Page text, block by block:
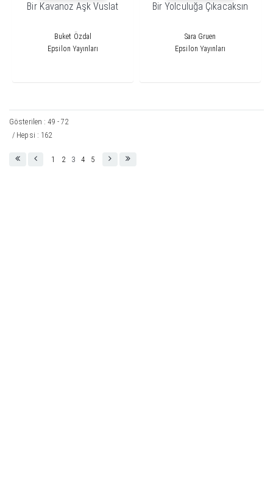
Bir Kavanoz Aşk Vuslat
Buket Özdal
Epsilon Yayınları
Bir Yolculuğa Çıkacaksın
Sara Gruen
Epsilon Yayınları
Gösterilen : 49 - 72
/ Hepsi : 162
1 2 3 4 5